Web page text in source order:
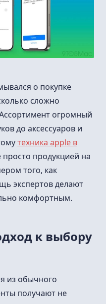
о покупке
сложно
огромный
до аксессуаров и
техника apple в
просто продукцией на
того, как
экспертов делают
комфортным.
к выбору
из обычного
получают не